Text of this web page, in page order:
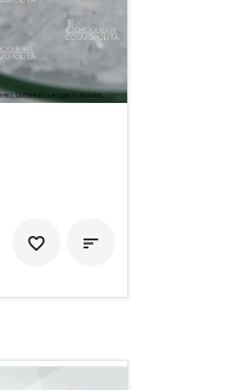

favorite_border